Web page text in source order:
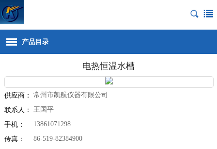
产品目录
电热恒温水槽
供应商： 常州市凯航仪器有限公司
联系人： 王国平
手机： 13861071298
传真： 86-519-82384900